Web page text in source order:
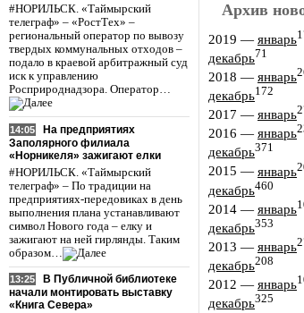
#НОРИЛЬСК. «Таймырский
телеграф» – «РостТех» –
региональный оператор по вывозу
твердых коммунальных отходов –
подало в краевой арбитражный суд
иск к управлению
Росприроднадзора. Оператор…
14:05
На предприятиях
Заполярного филиала
«Норникеля» зажигают елки
#НОРИЛЬСК. «Таймырский
телеграф» – По традиции на
предприятиях-передовиках в день
выполнения плана устанавливают
символ Нового года – елку и
зажигают на ней гирлянды. Таким
образом…
13:25
В Публичной библиотеке
начали монтировать выставку
«Книга Севера»
Архив
2019 — январь
декабрь71
2018 — январь
декабрь172
2017 — январь
2016 — январь
декабрь371
2015 — январь
декабрь460
2014 — январь
декабрь353
2013 — январь
декабрь208
2012 — январь
декабрь325